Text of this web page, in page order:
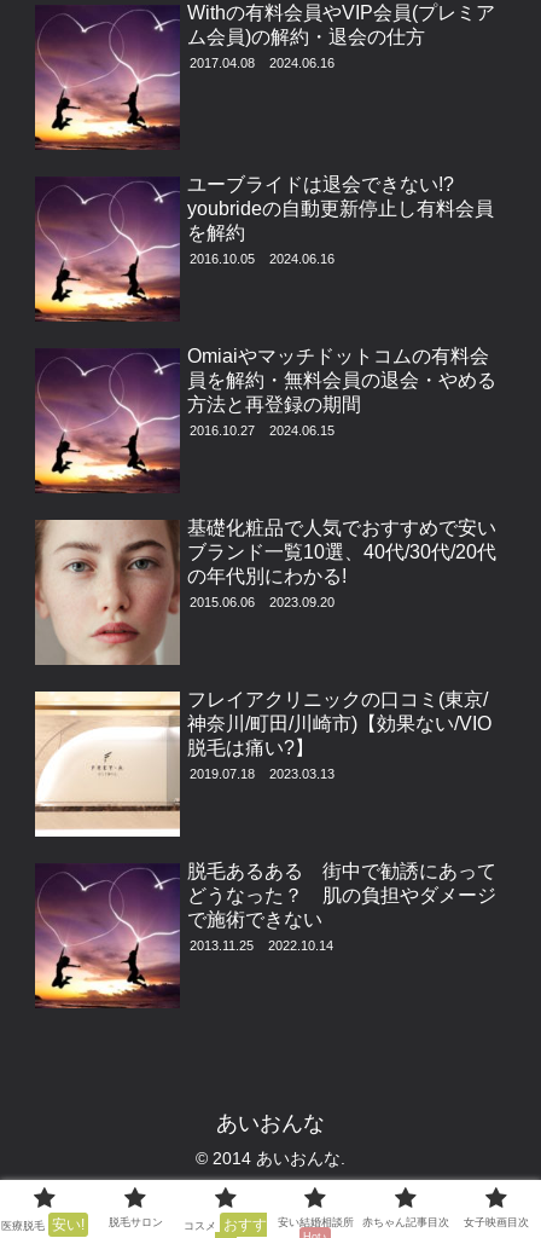
Withの有料会員やVIP会員(プレミア
ム会員)の解約・退会の仕方
2017.04.08 2024.06.16
ユーブライドは退会できない!?
youbrideの自動更新停止し有料会員
を解約
2016.10.05 2024.06.16
Omiaiやマッチドットコムの有料会
員を解約・無料会員の退会・やめる
方法と再登録の期間
2016.10.27 2024.06.15
基礎化粧品で人気でおすすめで安い
ブランド一覧10選、40代/30代/20代
の年代別にわかる!
2015.06.06 2023.09.20
フレイアクリニックの口コミ(東京/
神奈川/町田/川崎市)【効果ない/VIO
脱毛は痛い?】
2019.07.18 2023.03.13
脱毛あるある 街中で勧誘にあって
どうなった？ 肌の負担やダメージ
で施術できない
2013.11.25 2022.10.14
あいおんな
© 2014 あいおんな.
医療脱毛 安い! 脱毛サロン コスメ
おすす
安い結婚相談所
赤ちゃん記事目次 女子映画目次